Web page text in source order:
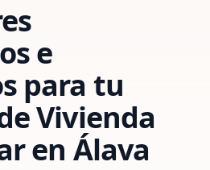
e
para tu
Vivienda
en Álava